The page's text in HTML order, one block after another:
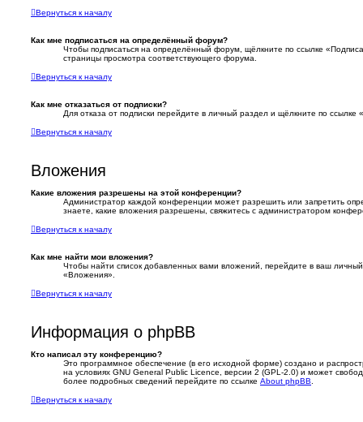
Вернуться к началу
Как мне подписаться на определённый форум?
Чтобы подписаться на определённый форум, щёлкните по ссылке
страницы просмотра соответствующего форума.
Вернуться к началу
Как мне отказаться от подписки?
Для отказа от подписки перейдите в личный раздел и щёлкните по ссылке
Вернуться к началу
Вложения
Какие вложения разрешены на этой конференции?
Администратор каждой конференции может разрешить или запретить
знаете, какие вложения разрешены, свяжитесь с администратором
Вернуться к началу
Как мне найти мои вложения?
Чтобы найти список добавленных вами вложений, перейдите в ваш
«Вложения».
Вернуться к началу
Информация о phpBB
Кто написал эту конференцию?
Это программное обеспечение (в его исходной форме) создано и
на условиях GNU General Public Licence, версии 2 (GPL-2.0) и может
более подробных сведений перейдите по ссылке About phpBB
Вернуться к началу